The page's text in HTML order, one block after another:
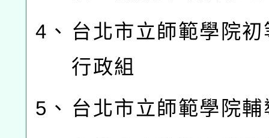
4、 台北市立師範學院
行政組
5、 台北市立師範學院